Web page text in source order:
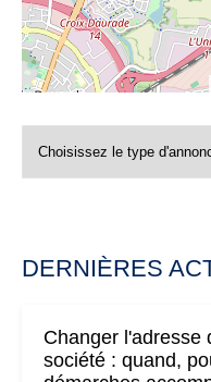
DERNIÈRES
Changer l'adresse
société : quand,